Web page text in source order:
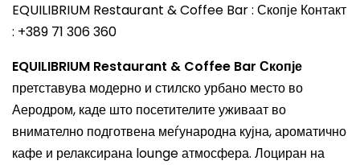
EQUILIBRIUM Restaurant & Coffee Bar : Скопје Контакт
: +389 71 306 360
EQUILIBRIUM Restaurant & Coffee Bar Скопје
претставува модерно и стилско урбано место во
Аеродром, каде што посетителите уживаат во
внимателно подготвена меѓународна кујна, ароматично
кафе и релаксирана lounge атмосфера. Лоциран на